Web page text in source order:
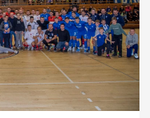
ZA STABILIZACIJU I